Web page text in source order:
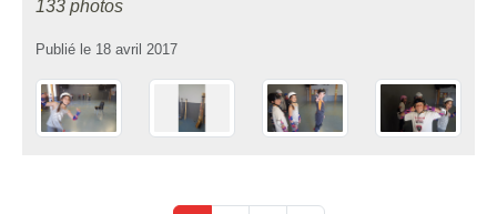
133 photos
Publié le 18 avril 2017